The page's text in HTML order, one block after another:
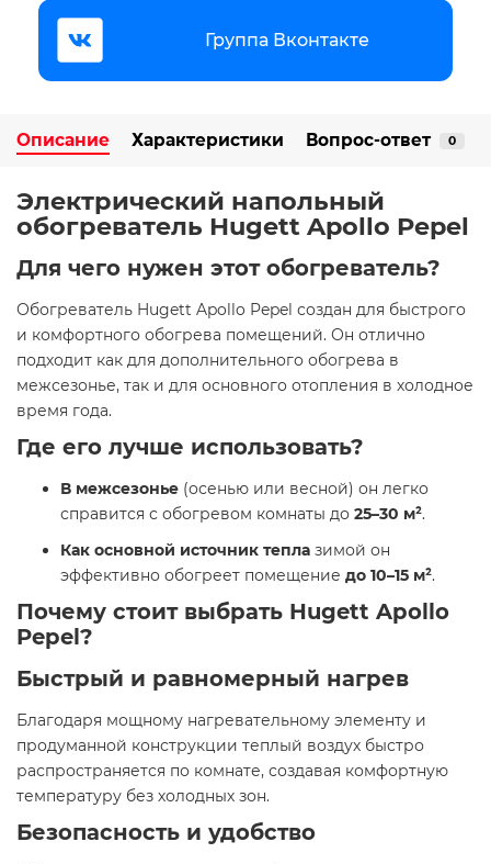
Группа Вконтакте
Описание Характеристики Вопрос-ответ 0
Электрический напольный
обогреватель Hugett Apollo Pepel
Для чего нужен этот обогреватель?
Обогреватель Hugett Apollo Pepel создан для быстрого
и комфортного обогрева помещений. Он отлично
подходит как для дополнительного обогрева в
межсезонье, так и для основного отопления в холодное
время года.
Где его лучше использовать?
В межсезонье (осенью или весной) он легко
справится с обогревом комнаты до 25–30 м².
Как основной источник тепла зимой он
эффективно обогреет помещение до 10–15 м².
Почему стоит выбрать Hugett Apollo
Pepel?
Быстрый и равномерный нагрев
Благодаря мощному нагревательному элементу и
продуманной конструкции теплый воздух быстро
распространяется по комнате, создавая комфортную
температуру без холодных зон.
Безопасность и удобство